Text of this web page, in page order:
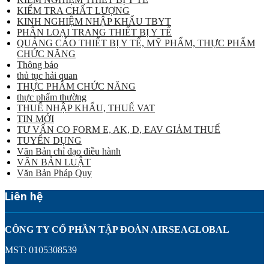
KIỂM TRA CHẤT LƯỢNG
KINH NGHIỆM NHẬP KHẨU TBYT
PHÂN LOẠI TRANG THIẾT BỊ Y TẾ
QUẢNG CÁO THIẾT BỊ Y TẾ, MỸ PHẨM, THỰC PHẨM
CHỨC NĂNG
Thông báo
thủ tục hải quan
THỰC PHẨM CHỨC NĂNG
thực phẩm thường
THUẾ NHẬP KHẨU, THUẾ VAT
TIN MỚI
TƯ VẤN CO FORM E, AK, D, EAV GIẢM THUẾ
TUYỂN DỤNG
Văn Bản chỉ đạo điều hành
VĂN BẢN LUẬT
Văn Bản Pháp Quy
Liên hệ
CÔNG TY CỔ PHẦN TẬP ĐOÀN AIRSEAGLOBAL
MST: 0105308539